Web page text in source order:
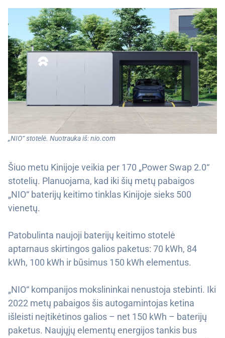
„NIO“ stotelė. Nuotrauka iš: nio.com
Šiuo metu Kinijoje veikia per 170 „Power Swap 2.0“
stotelių. Planuojama, kad iki šių metų pabaigos
„NIO“ baterijų keitimo tinklas Kinijoje sieks 500
vienetų.
Patobulinta naujoji baterijų keitimo stotelė
aptarnaus skirtingos galios paketus: 70 kWh, 84
kWh, 100 kWh ir būsimus 150 kWh elementus.
„NIO“ kompanijos mokslininkai nenustoja stebinti. Iki
2022 metų pabaigos šis autogamintojas ketina
išleisti neįtikėtinos galios – net 150 kWh – baterijų
paketus. Naujųjų elementų energijos tankis bus